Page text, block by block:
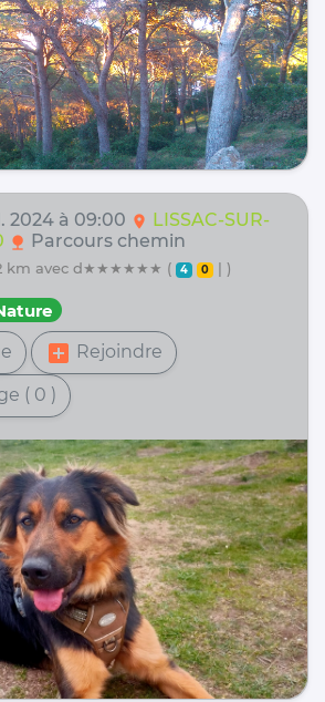
2024 à 09:00 location_on
LISSAC-SUR-
nature Parcours chemin
km avec d★★★★★★ ( 4 0 | )
add_box Rejoindre
( 0 )